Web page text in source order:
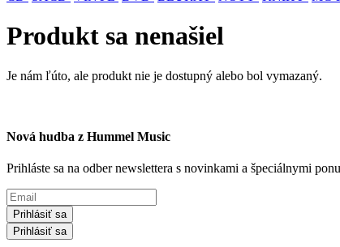
Produkt sa nenašiel
Je nám ľúto, ale produkt nie je dostupný alebo bol vymazaný.
Nová hudba z Hummel Music
Prihláste sa na odber newslettera s novinkami a špeciálnymi
Prihlásiť sa
Prihlásiť sa